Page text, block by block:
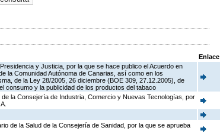
Enlace
y Justicia, por la que se hace publico el Acuerdo en
la Comunidad Autónoma de Canarias, así como en los
de la Ley 28/2005, 26 diciembre (BOE 309, 27.12.2005), de
consumo y la publicidad de los productos del tabaco
la Consejería de Industria, Comercio y Nuevas Tecnologías, por
de la Salud de la Consejería de Sanidad, por la que se aprueba